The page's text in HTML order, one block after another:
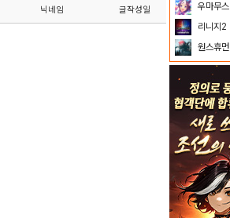
닉네임 글작성일
원스휴먼